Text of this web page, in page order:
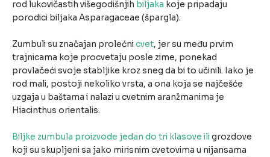
rod lukovičastih višegodišnjih biljaka koje pripadaju
porodici biljaka Asparagaceae (špargla).
Zumbuli su značajan prolećnicvet, jer su među prvim
trajnicama koje procvetaju posle zime, ponekad
provlačeći svoje stabljike kroz sneg da bi to učinili. Iako je
rod mali, postoji nekoliko vrsta, a ona koja se najčešće
uzgaja u baštama i nalazi u cvetnim aranžmanima je
Hiacinthus orientalis.
Biljke zumbula proizvode jedan do tri klasove iligrozdove
koji su skupljeni sa jako mirisnim cvetovima u nijansama